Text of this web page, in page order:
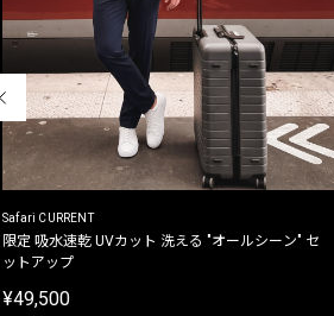
Safari CURRENT
限定 吸水速乾 UVカット 洗える "オールシーン" セ
ットアップ
¥49,500